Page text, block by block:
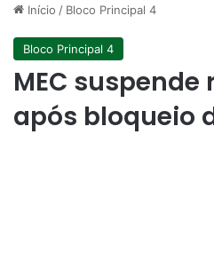
Início / Bloco Principal 4
Bloco Principal 4
MEC suspende
após bloqueio